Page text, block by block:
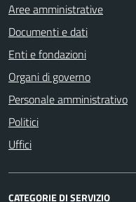
Aree amministrative
Documenti e dati
Enti e fondazioni
Organi di governo
Personale amministrativo
Politici
Uffici
CATEGORIE DI SERVIZIO